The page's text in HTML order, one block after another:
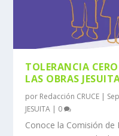
TOLERANCIA
LAS OBRAS
por Redacción CRUCE |
JESUITA | 0
Conoce la Comisión de